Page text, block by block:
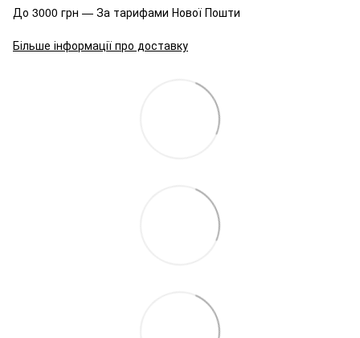
До 3000 грн — За тарифами Нової Пошти
Більше інформації про доставку